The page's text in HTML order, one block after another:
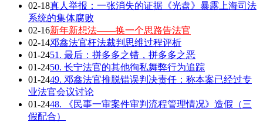
02-18真人举报：一张消失的证据《光盘》暴露上海司法
系统的集体腐败
02-16新年新想法——换一个思路告法官
02-14邓鑫法官枉法裁判思维过程评析
01-2451. 最后：拼多多之错，拼多多之恶
01-2450. 长宁法官的其他徇私舞弊行为追踪
01-2449. 邓鑫法官推脱错误判决责任：称本案已经过专
业法官会议讨论
01-2448. 《民事一审案件审判流程管理情况》造假（三
假配合）